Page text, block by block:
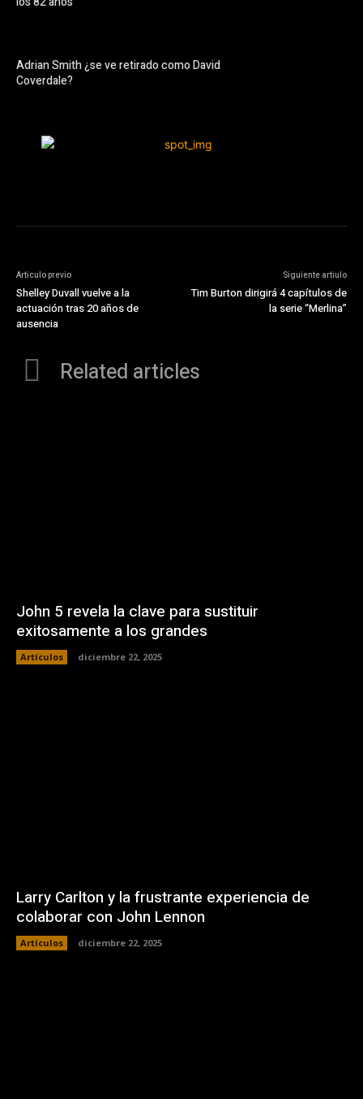
Adrian Smith ¿se ve retirado como David
Coverdale?
Articulo previo
Shelley Duvall vuelve a la
actuación tras 20 años de
ausencia
Siguiente artiulo
Tim Burton dirigirá 4 capítulos de
la serie “Merlina”
Related articles
John 5 revela la clave para sustituir
exitosamente a los grandes
Artículos diciembre 22, 2025
Larry Carlton y la frustrante experiencia de
colaborar con John Lennon
Artículos diciembre 22, 2025